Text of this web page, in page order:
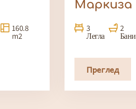
160.8
m2
Маркиза
3
Легла
2
Бани
Преглед